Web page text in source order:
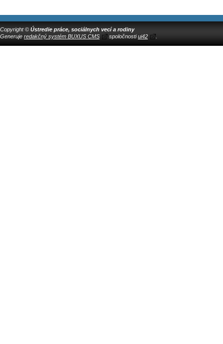
Copyright © Ústredie práce, sociálnych vecí a rodiny
Generuje redakčný systém BUXUS CMS spoločnostiui42